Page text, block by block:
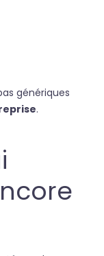
génériques
.